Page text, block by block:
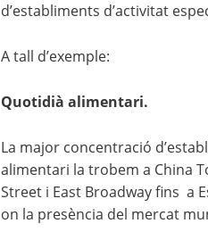
d’establiments d’activitat
A tall d’exemple:
Quotidià alimentari.
La major concentració
alimentari la trobem a China
Street i East Broadway fins a
on la presència del mercat